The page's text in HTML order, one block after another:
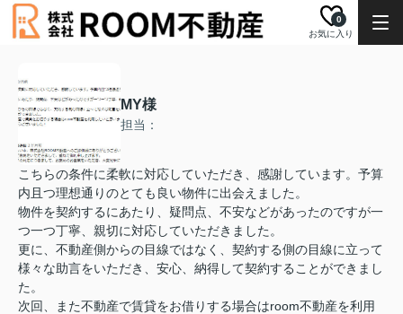
お気に入り
0
MY様
担当：
こちらの条件に柔軟に対応していただき、感謝しています。予算
内且つ理想通りのとても良い物件に出会えました。
物件を契約するにあたり、疑問点、不安などがあったのですが一
つ一つ丁寧、親切に対応していただきました。
更に、不動産側からの目線ではなく、契約する側の目線に立って
様々な助言をいただき、安心、納得して契約することができまし
た。
次回、また不動産で賃貸をお借りする場合はroom不動産を利用